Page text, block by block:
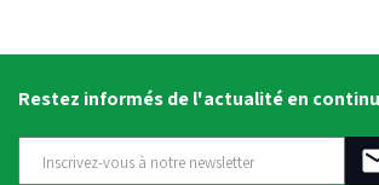
Restez informés de l'actualité en continu